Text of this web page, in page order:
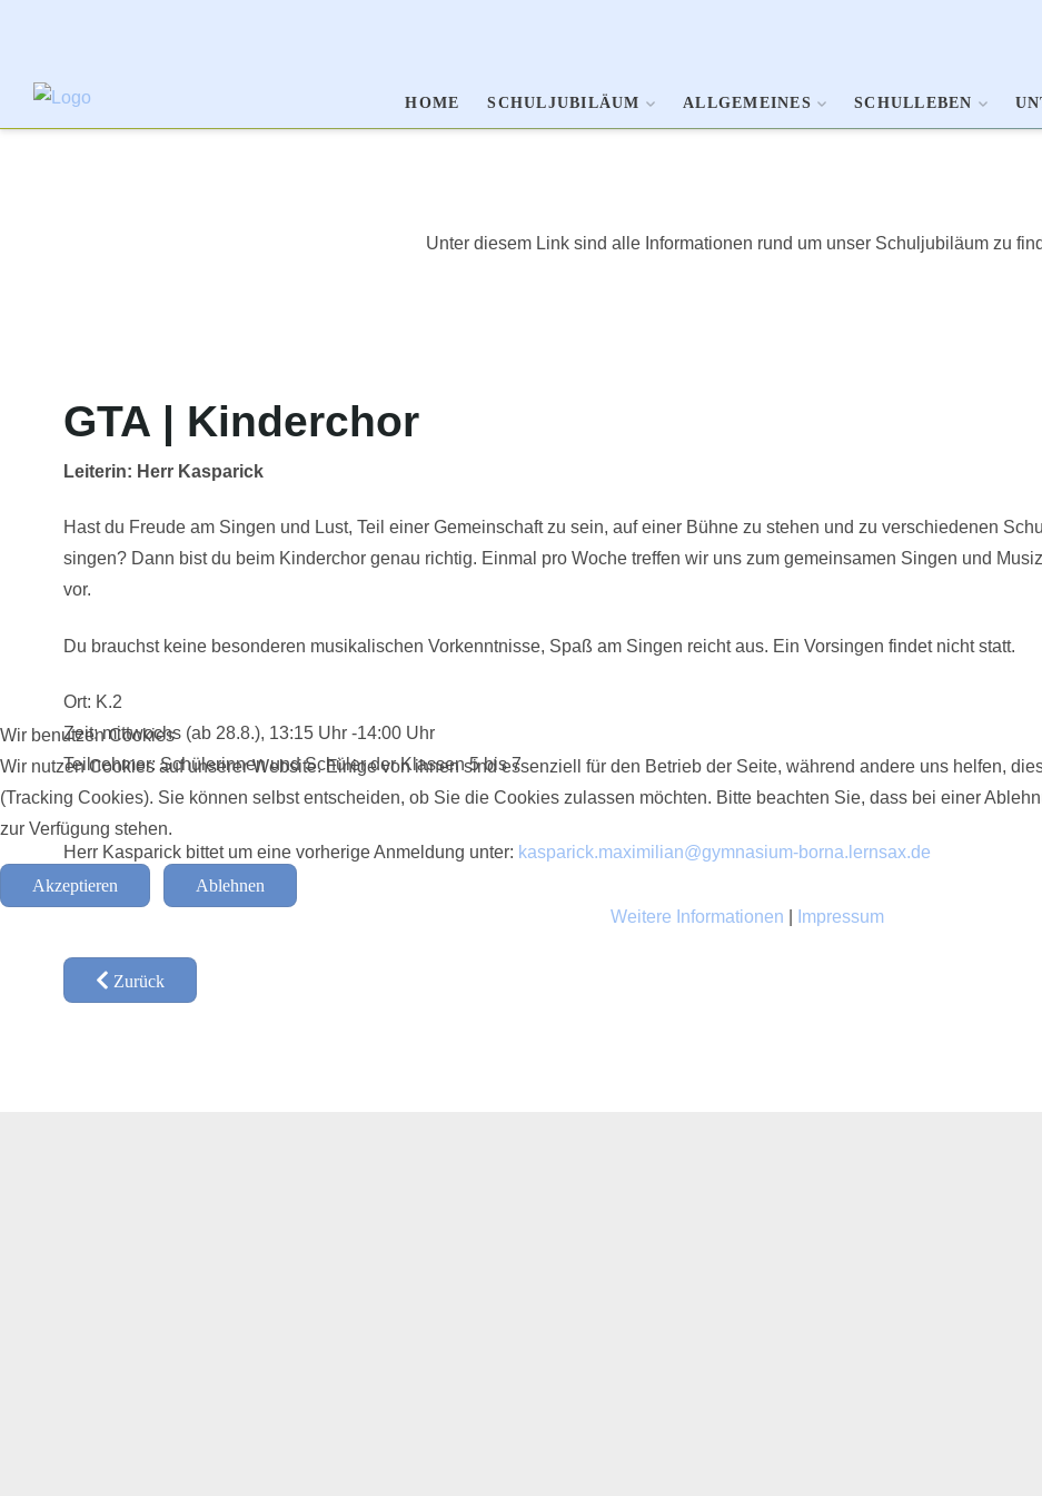
HOME SCHULJUBILÄUM ALLGEMEINES SCHULLEBEN
Unter diesem Link sind alle Informationen rund um unser Schuljubiläum zu
GTA | Kinderchor
Leiterin: Herr Kasparick
Hast du Freude am Singen und Lust, Teil einer Gemeinschaft zu sein, auf einer Bühne zu stehen und zu verschiedenen
singen? Dann bist du beim Kinderchor genau richtig. Einmal pro Woche treffen wir uns zum gemeinsamen Singen und
vor.
Du brauchst keine besonderen musikalischen Vorkenntnisse, Spaß am Singen reicht aus. Ein Vorsingen findet nicht statt.
Ort: K.2
Zeit: mittwochs (ab 28.8.), 13:15 Uhr -14:00 Uhr
Teilnehmer: Schülerinnen und Schüler der Klassen 5 bis 7
Herr Kasparick bittet um eine vorherige Anmeldung unter: kasparick.maximilian@gymnasium-borna.lernsax.de
Zurück
Wir benutzen Cookies
Wir nutzen Cookies auf unserer Website. Einige von ihnen sind essenziell für den Betrieb der Seite, während andere uns helfen,
(Tracking Cookies). Sie können selbst entscheiden, ob Sie die Cookies zulassen möchten. Bitte beachten Sie, dass bei einer
zur Verfügung stehen.
Akzeptieren
Ablehnen
Weitere Informationen
Impressum